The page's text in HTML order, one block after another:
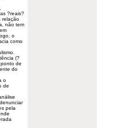
?reais?
relação
não tem
o
como
(?
de
do
o
de
pela